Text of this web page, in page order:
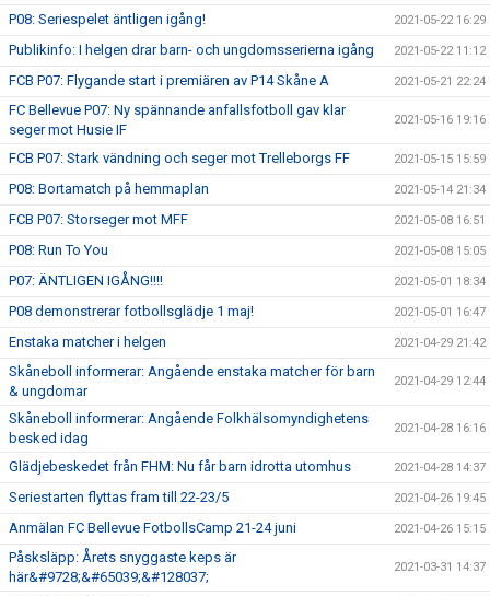
P08: Seriespelet äntligen igång! 2021-05-22 16:29
Publikinfo: I helgen drar barn- och ungdomsserierna igång 2021-05-22 11:12
FCB P07: Flygande start i premiären av P14 Skåne A 2021-05-21 22:24
FC Bellevue P07: Ny spännande anfallsfotboll gav klar
seger mot Husie IF
2021-05-16 19:16
FCB P07: Stark vändning och seger mot Trelleborgs FF 2021-05-15 15:59
P08: Bortamatch på hemmaplan 2021-05-14 21:34
FCB P07: Storseger mot MFF 2021-05-08 16:51
P08: Run To You 2021-05-08 15:05
P07: ÄNTLIGEN IGÅNG!!!! 2021-05-01 18:34
P08 demonstrerar fotbollsglädje 1 maj! 2021-05-01 16:47
Enstaka matcher i helgen 2021-04-29 21:42
Skåneboll informerar: Angående enstaka matcher för barn
& ungdomar
2021-04-29 12:44
Skåneboll informerar: Angående Folkhälsomyndighetens
besked idag
2021-04-28 16:16
Glädjebeskedet från FHM: Nu får barn idrotta utomhus 2021-04-28 14:37
Seriestarten flyttas fram till 22-23/5 2021-04-26 19:45
Anmälan FC Bellevue FotbollsCamp 21-24 juni 2021-04-26 15:15
Påsksläpp: Årets snyggaste keps är
här&#9728;&#65039;&#128037;
2021-03-31 14:37